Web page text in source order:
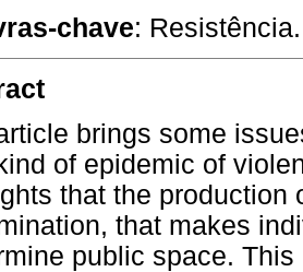
chave:
brings some
of epidemic of
that the production
that makes
public space.